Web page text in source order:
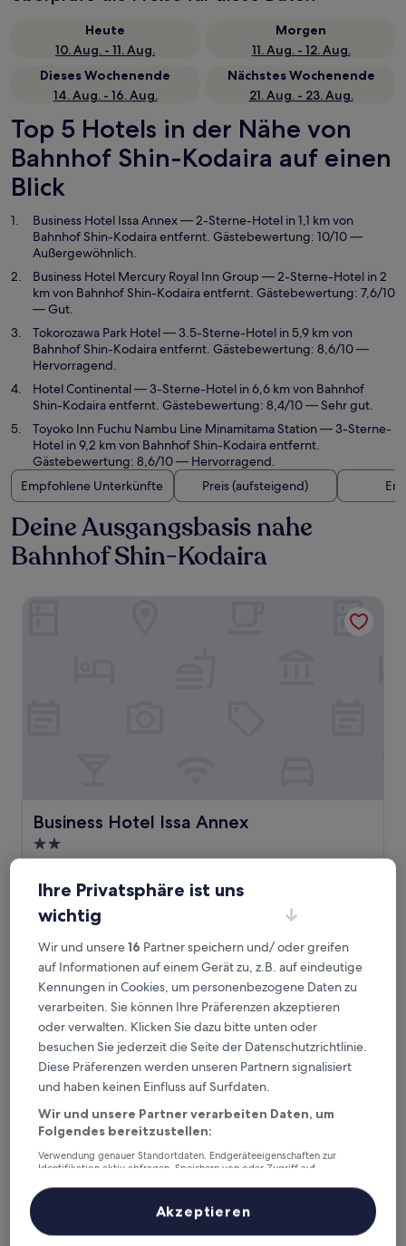
Heute
10. Aug. - 11. Aug.
Morgen
11. Aug. - 12. Aug.
Dieses Wochenende
14. Aug. - 16. Aug.
Nächstes Wochenende
21. Aug. - 23. Aug.
Top 5 Hotels in der Nähe von
Bahnhof Shin-Kodaira auf einen
Blick
Business Hotel Issa Annex— 2-Sterne-Hotel in 1,1 km von
Bahnhof Shin-Kodaira entfernt. Gästebewertung: 10/10 —
Außergewöhnlich.
Business Hotel Mercury Royal Inn Group — 2-Sterne-Hotel in 2
km von Bahnhof Shin-Kodaira entfernt. Gästebewertung: 7,6/10
— Gut.
Tokorozawa Park Hotel— 3.5-Sterne-Hotel in 5,9 km von
Bahnhof Shin-Kodaira entfernt. Gästebewertung: 8,6/10 —
Hervorragend.
Hotel Continental— 3-Sterne-Hotel in 6,6 km von Bahnhof
Shin-Kodaira entfernt. Gästebewertung: 8,4/10 — Sehr gut.
Toyoko Inn Fuchu Nambu Line Minamitama Station— 3-Sterne-
Hotel in 9,2 km von Bahnhof Shin-Kodaira entfernt.
Gästebewertung: 8,6/10 — Hervorragend.
Empfohlene Unterkünfte
Preis (aufsteigend)
Deine Ausgangsbasis nahe
Bahnhof Shin-Kodaira
Business Hotel Issa Annex
Business Hotel Issa Annex
2.0-
Sterne-
Unterkunft
10.0
10,
(1
Bewertung)
10/10 Außergewöhnlich (1 Bewertung)
beträgt
75 €
Business Hotel Mercury Royal Inn Group
Business Hotel Mercury Royal Inn Group
Sterne-
2 km von Bahnhof Shin-Kodaira entfernt
Business Hotel Mercury Royal Inn Group
Ihre Privatsphäre ist uns
wichtig
Wir und unsere16 Partner speichern und/ oder greifen
auf Informationen auf einem Gerät zu, z.B. auf eindeutige
Kennungen in Cookies, um personenbezogene Daten zu
verarbeiten. Sie können Ihre Präferenzen akzeptieren
oder verwalten. Klicken Sie dazu bitte unten oder
besuchen Sie jederzeit die Seite der Datenschutzrichtlinie.
Diese Präferenzen werden unseren Partnern signalisiert
und haben keinen Einfluss auf Surfdaten.
Wir und unsere Partner verarbeiten Daten, um
Folgendes bereitzustellen:
Verwendung genauer Standortdaten. Endgeräteeigenschaften zur
Identifikation aktiv abfragen. Speichern von oder Zugriff auf
Inhalte, Messung von Werbeleistung und der Performance von Inhalten,
Zielgruppenforschung sowie Entwicklung und Verbesserung von
Liste der Partner (Lieferanten)
Akzeptieren